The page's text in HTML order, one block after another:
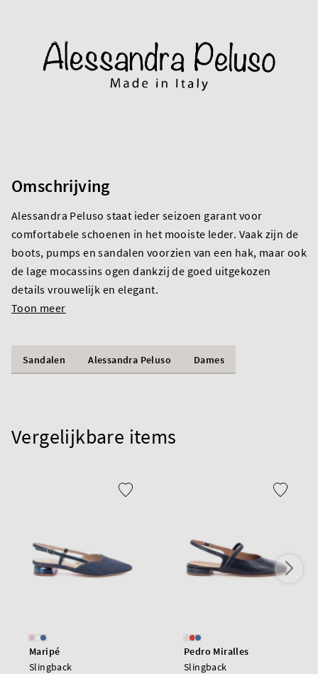
Omschrijving
Alessandra Peluso staat ieder seizoen garant voor
comfortabele schoenen in het mooiste leder. Vaak zijn de
boots, pumps en sandalen voorzien van een hak, maar ook
de lage mocassins ogen dankzij de goed uitgekozen
details vrouwelijk en elegant.
Toon meer
Sandalen Alessandra Peluso Dames
Vergelijkbare items
Maripé
Slingback
Pedro Miralles
Slingback